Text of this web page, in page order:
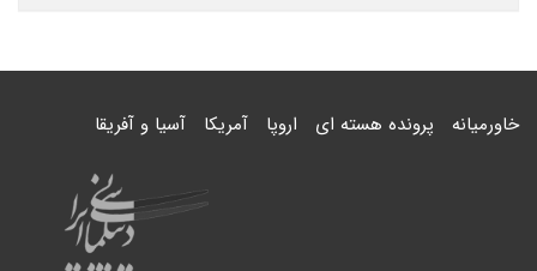
خاورمیانه پرونده هسته ای اروپا آمریکا آسیا و آفریقا